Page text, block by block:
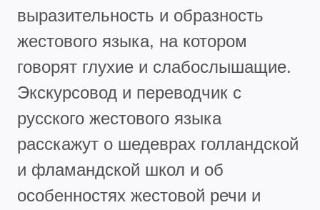
выразительность и образность
жестового языка, на котором
говорят глухие и слабослышащие.
Экскурсовод и переводчик с
русского жестового языка
расскажут о шедеврах голландской
и фламандской школ и об
особенностях жестовой речи и